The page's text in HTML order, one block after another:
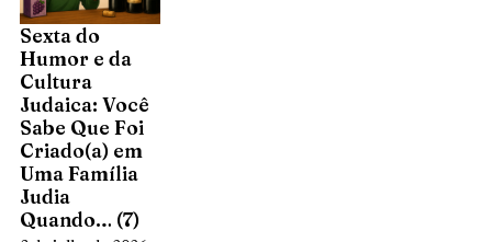
Sexta do
Humor e da
Cultura
Judaica: Você
Sabe Que Foi
Criado(a) em
Uma Família
Judia
Quando… (7)